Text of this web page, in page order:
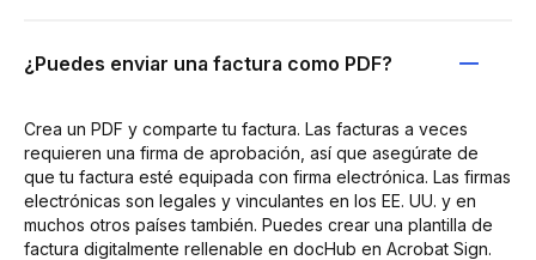
¿Puedes enviar una factura como PDF?
Crea un PDF y comparte tu factura. Las facturas a veces
requieren una firma de aprobación, así que asegúrate de
que tu factura esté equipada con firma electrónica. Las firmas
electrónicas son legales y vinculantes en los EE. UU. y en
muchos otros países también. Puedes crear una plantilla de
factura digitalmente rellenable en docHub en Acrobat Sign.